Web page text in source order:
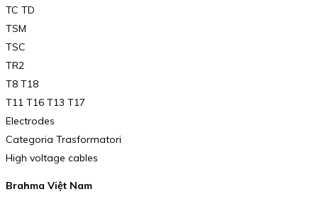
TC TD
TSM
TSC
TR2
T8 T18
T11 T16 T13 T17
Electrodes
Categoria Trasformatori
High voltage cables
Brahma Việt Nam